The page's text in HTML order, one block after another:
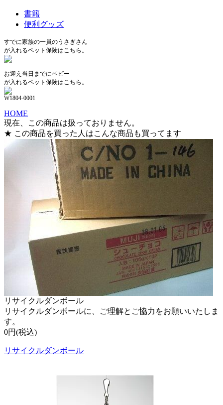
書籍
便利グッズ
すでに家族の一員のうさぎさん
が入れるペット保険はこちら。
お迎え当日までにベビー
が入れるペット保険はこちら。
W1804-0001
HOME
現在、この商品は扱っておりません。
★ この商品を買った人はこんな商品も買ってます
リサイクルダンボール
リサイクルダンボールに、ご理解とご協力をお願いいたしま
す。
0円(税込)
リサイクルダンボール